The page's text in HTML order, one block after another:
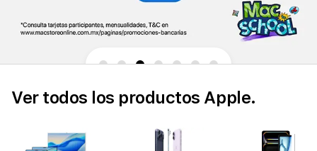
Ver todos los productos Apple.